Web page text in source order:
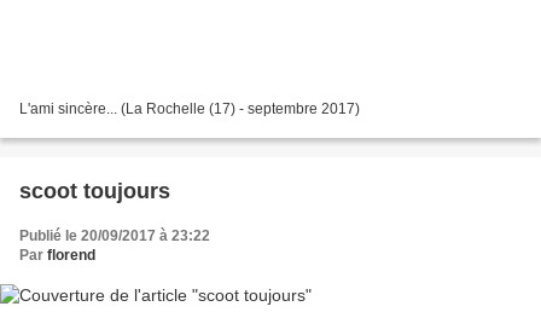
L'ami sincère... (La Rochelle (17) - septembre 2017)
scoot toujours
Publié le 20/09/2017 à 23:22
Par florend